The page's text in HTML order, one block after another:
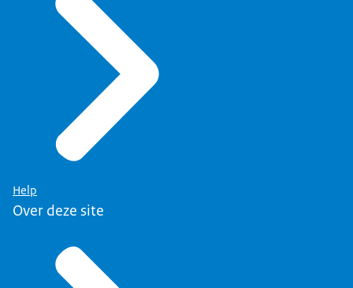
Help
Over deze site